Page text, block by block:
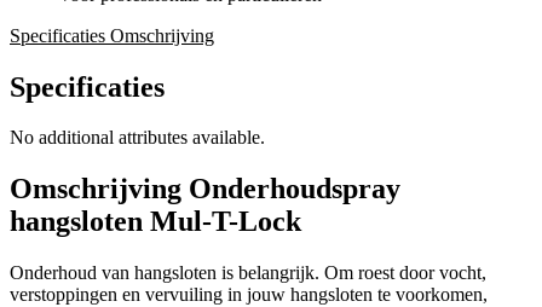
Specificaties Omschrijving
Specificaties
No additional attributes available.
Omschrijving Onderhoudspray
hangsloten Mul-T-Lock
Onderhoud van hangsloten is belangrijk. Om roest door vocht,
verstoppingen en vervuiling in jouw hangsloten te voorkomen,